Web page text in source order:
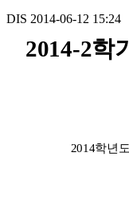
DIS 2014-06-12 15:24
2014-2학
2014학년도